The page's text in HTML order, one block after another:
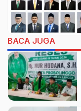
BACA JUGA